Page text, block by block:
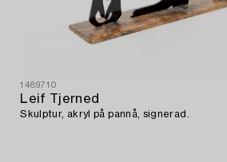
1489710
Leif Tjerned
Skulptur, akryl på pannå, signerad.